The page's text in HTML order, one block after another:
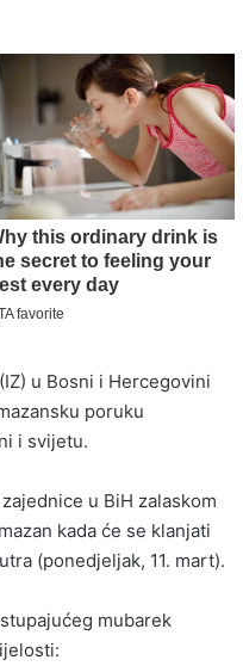
u Bosni i Hercegovini
poruku
i svijetu.
u BiH zalaskom
kada će se klanjati
(ponedjeljak, 11. mart).
mubarek